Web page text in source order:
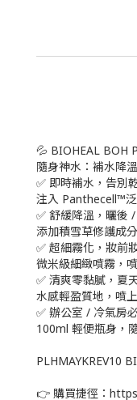
💦 BIOHEAL BOH
隨身神水：補水降
✅ 即時補水，告別
注入 Panthecell™泛
✅ 舒緩降溫，曬後
添加積雪草修護成
✅ 超細霧化，妝前
微米級細緻噴霧，
✅ 清爽零黏膩，夏
水感輕盈質地，噴
✅ 辦公室 / 冷氣房
100ml 輕便瓶身，
PLHMAYKREV10
👉 購買捷徑：